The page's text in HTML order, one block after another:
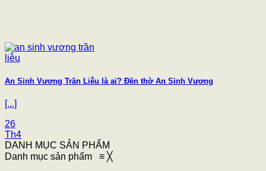
An Sinh Vương Trần Liễu là ai? Đền thờ An Sinh Vương
[...]
26
Th4
DANH MỤC SẢN PHẨM
Danh mục sản phẩm ≡ ╳